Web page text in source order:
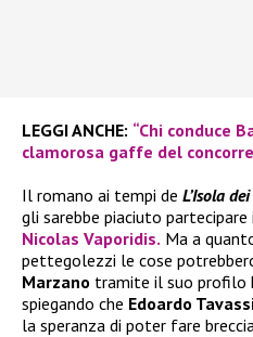
LEGGI ANCHE: “Chi conduce
clamorosa gaffe del
Il romano ai tempi de L’Isola
gli sarebbe piaciuto partecipare
Nicolas Vaporidis. Ma a
pettegolezzi le cose
Marzano tramite il suo profilo
spiegando che Edoardo
la speranza di poter fare